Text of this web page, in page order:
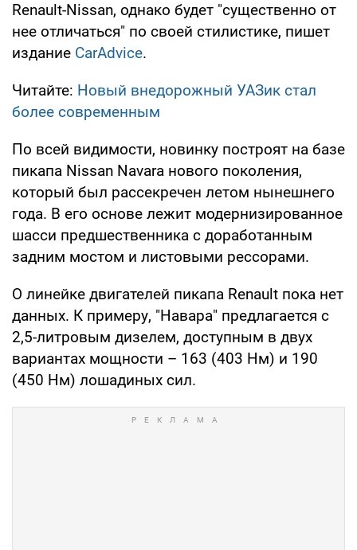
Renault-Nissan, однако будет "существенно от
нее отличаться" по своей стилистике, пишет
издание CarAdvice.
Читайте: Новый внедорожный УАЗик стал
более современным
По всей видимости, новинку построят на базе
пикапа Nissan Navara нового поколения,
который был рассекречен летом нынешнего
года. В его основе лежит модернизированное
шасси предшественника с доработанным
задним моcтом и листовыми рессорами.
О линейке двигателей пикапа Renault пока нет
данных. К примеру, "Навара" предлагается с
2,5-литровым дизелем, доступным в двух
вариантах мощности – 163 (403 Нм) и 190
(450 Нм) лошадиных сил.